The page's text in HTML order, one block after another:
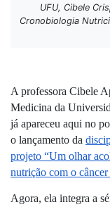
UFU, Cibele
Cronobiologia
A professora Cibele
Medicina da
já apareceu aqui no
o lançamento da
projeto “Um olhar
nutrição com o câncer
Agora, ela integra a